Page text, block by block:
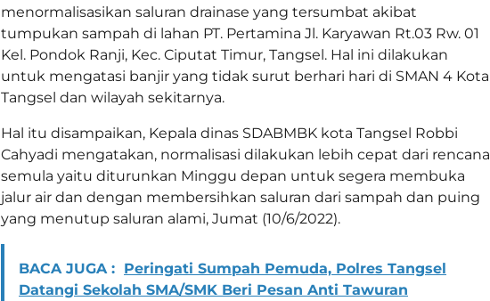
menormalisasikan saluran drainase yang tersumbat akibat
tumpukan sampah di lahan PT. Pertamina Jl. Karyawan Rt.03 Rw. 01
Kel. Pondok Ranji, Kec. Ciputat Timur, Tangsel. Hal ini dilakukan
untuk mengatasi banjir yang tidak surut berhari hari di SMAN 4 Kota
Tangsel dan wilayah sekitarnya.
Hal itu disampaikan, Kepala dinas SDABMBK kota Tangsel Robbi
Cahyadi mengatakan, normalisasi dilakukan lebih cepat dari rencana
semula yaitu diturunkan Minggu depan untuk segera membuka
jalur air dan dengan membersihkan saluran dari sampah dan puing
yang menutup saluran alami, Jumat (10/6/2022).
BACA JUGA : Peringati Sumpah Pemuda, Polres Tangsel
Datangi Sekolah SMA/SMK Beri Pesan Anti Tawuran